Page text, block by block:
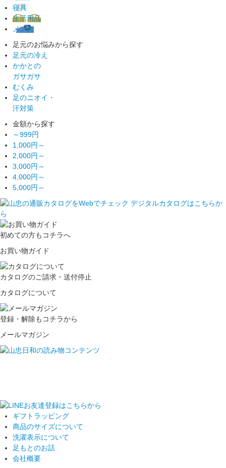
寝具
生活用品
メンズ
足元のお悩みから探す
足元の冷え
かかとの
ガサガサ
むくみ
足のニオイ・
汗対策
金額から探す
～999円
1,000円～
2,000円～
3,000円～
4,000円～
5,000円～
初めての方もコチラへ
お買い物ガイド
カタログのご請求・送付停止
カタログについて
登録・解除もコチラから
メールマガジン
ギフトラッピング
商品のサイズについて
洗濯表示について
足もとのお話
会社概要